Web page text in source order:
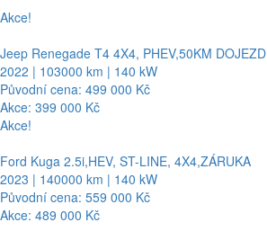
Akce!
Jeep Renegade T4 4X4, PHEV,50KM DOJEZD
2022 | 103000 km | 140 kW
Původní cena: 499 000 Kč
Akce: 399 000 Kč
Akce!
Ford Kuga 2.5i,HEV, ST-LINE, 4X4,ZÁRUKA
2023 | 140000 km | 140 kW
Původní cena: 559 000 Kč
Akce: 489 000 Kč